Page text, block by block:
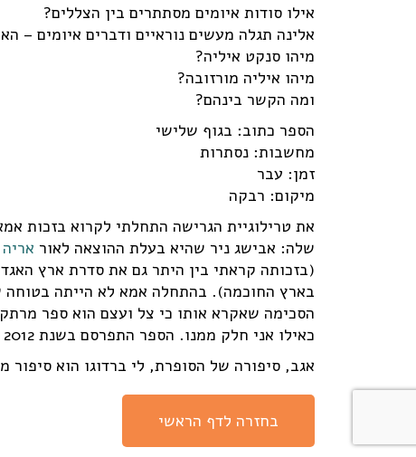
אילו סודות איומים מסתתרים בין הצללים?
אלינה תגלה מעשים נוראיים ודברים איומים –
מיהו סנקט איליה?
מיהו איליה מורזובה?
ומה הקשר בינהם?
הספר כתוב: בגוף שלישי
מחשבות: נסתרות
זמן: עבר
מיקום: רבקה
את טרילוגיית הגרישה התחלתי לקרוא בזכות
שלה: אבישג ניר שהיא בעלת ההוצאה לאור אריה
(בזכותה קראתי בין היתר גם את סדרת ארץ
בארץ החוכמה). בהתחלה אמא לא הייתה
הסכימה שאקרא אותו כי צל ועצם הוא ספר
כאילו אני חלק ממנו. הספר התפרסם בשנת 2012 ויצא לאור בעברית בשנת 2014.
אגב, סיפורה של הסופרת, לי ברדוגו הוא
בחזרה לדף הראשי